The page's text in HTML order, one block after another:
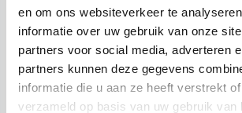
en om ons websiteverkeer te
informatie over uw gebruik van onze
partners voor social media, adverteren
partners kunnen deze gegevens
informatie die u aan ze heeft verstrekt
verzameld op basis van uw gebruik van